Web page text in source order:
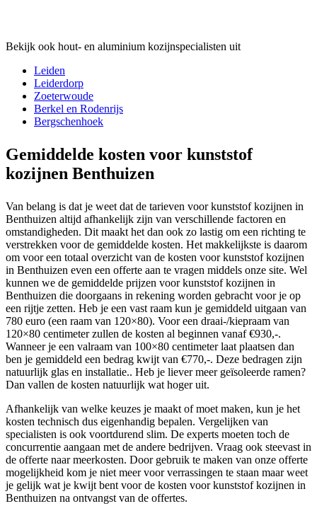
Bekijk ook hout- en aluminium kozijnspecialisten uit
Leiden
Leiderdorp
Zoeterwoude
Berkel en Rodenrijs
Bergschenhoek
Gemiddelde kosten voor kunststof
kozijnen Benthuizen
Van belang is dat je weet dat de tarieven voor kunststof kozijnen in
Benthuizen altijd afhankelijk zijn van verschillende factoren en
omstandigheden. Dit maakt het dan ook zo lastig om een richting te
verstrekken voor de gemiddelde kosten. Het makkelijkste is daarom
om voor een totaal overzicht van de kosten voor kunststof kozijnen
in Benthuizen even een offerte aan te vragen middels onze site. Wel
kunnen we de gemiddelde prijzen voor kunststof kozijnen in
Benthuizen die doorgaans in rekening worden gebracht voor je op
een rijtje zetten. Heb je een vast raam kun je gemiddeld uitgaan van
780 euro (een raam van 120×80). Voor een draai-/kiepraam van
120×80 centimeter zullen de kosten al beginnen vanaf €930,-.
Wanneer je een valraam van 100×80 centimeter laat plaatsen dan
ben je gemiddeld een bedrag kwijt van €770,-. Deze bedragen zijn
natuurlijk glas en installatie.. Heb je liever meer geïsoleerde ramen?
Dan vallen de kosten natuurlijk wat hoger uit.
Afhankelijk van welke keuzes je maakt of moet maken, kun je het
kosten technisch dus eigenhandig bepalen. Vergelijken van
specialisten is ook voortdurend slim. De experts moeten toch de
concurrentie aangaan met de andere bedrijven. Vraag ook steevast in
de offerte naar meerkosten. Door gebruik te maken van onze offerte
mogelijkheid kom je niet meer voor verrassingen te staan maar weet
je gelijk wat je kwijt bent voor de kosten voor kunststof kozijnen in
Benthuizen na ontvangst van de offertes.